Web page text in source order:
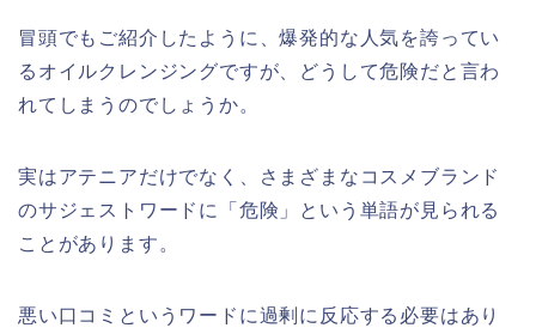
冒頭でもご紹介したように、爆発的な人気を誇ってい
るオイルクレンジングですが、どうして危険だと言わ
れてしまうのでしょうか。
実はアテニアだけでなく、さまざまなコスメブランド
のサジェストワードに「危険」という単語が見られる
ことがあります。
悪い口コミというワードに過剰に反応する必要はあり